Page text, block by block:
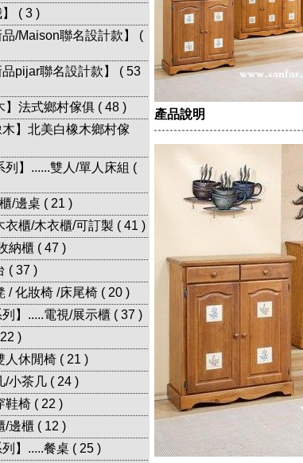
( 3 )
品/Maison聯名設計款】
(
品pijar聯名設計款】 ( 53
】法式鄉村傢俱 ( 48 )
木】北美白橡木鄉村傢
列】......雙人/單人床組 (
/邊桌 ( 21 )
衣櫃/木衣櫃/可訂製 ( 41 )
納櫃 ( 47 )
( 37 )
/ 化妝椅 /床尾椅 ( 20 )
列】.....電視/展示櫃 ( 37 )
22 )
人休閒椅 ( 21 )
/小茶几 ( 24 )
鞋椅 ( 22 )
/邊櫃 ( 12 )
列】.....餐桌 ( 25 )
產品說明